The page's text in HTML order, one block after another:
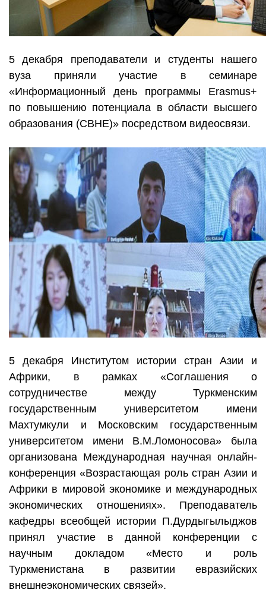
5 декабря преподаватели и студенты нашего
вуза приняли участие в семинаре
«Информационный день программы Erasmus+
по повышению потенциала в области высшего
образования (CBHE)» посредством видеосвязи.
5 декабря Институтом истории стран Азии и
Африки, в рамках «Соглашения о
сотрудничестве между Туркменским
государственным университетом имени
Махтумкули и Московским государственным
университетом имени В.М.Ломоносова» была
организована Международная научная онлайн-
конференция «Возрастающая роль стран Азии и
Африки в мировой экономике и международных
экономических отношениях». Преподаватель
кафедры всеобщей истории П.Дурдыгылыджов
принял участие в данной конференции с
научным докладом «Место и роль
Туркменистана в развитии евразийских
внешнеэкономических связей».